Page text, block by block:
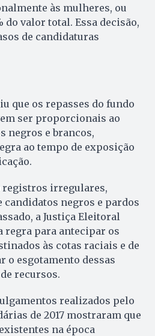
às mulheres, ou
do valor total. Essa decisão,
de candidaturas
que os repasses do fundo
ser proporcionais ao
negros e brancos,
ao tempo de exposição
irregulares,
negros e pardos
a Justiça Eleitoral
regra para antecipar os
às cotas raciais e de
o esgotamento dessas
recursos.
realizados pelo
de 2017 mostraram que
na época